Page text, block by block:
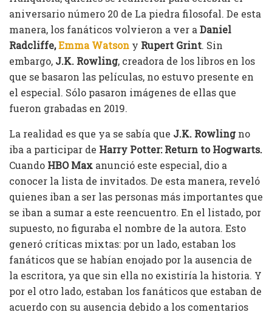
aniversario número 20 de La piedra filosofal. De esta
manera, los fanáticos volvieron a ver a Daniel
Radcliffe,Emma Watson y Rupert Grint. Sin
embargo, J.K. Rowling, creadora de los libros en los
que se basaron las películas, no estuvo presente en
el especial. Sólo pasaron imágenes de ellas que
fueron grabadas en 2019.
La realidad es que ya se sabía que J.K. Rowlingno
iba a participar de Harry Potter: Return to Hogwarts.
Cuando HBO Max anunció este especial, dio a
conocer la lista de invitados. De esta manera, reveló
quienes iban a ser las personas más importantes que
se iban a sumar a este reencuentro. En el listado, por
supuesto, no figuraba el nombre de la autora. Esto
generó críticas mixtas: por un lado, estaban los
fanáticos que se habían enojado por la ausencia de
la escritora, ya que sin ella no existiría la historia. Y
por el otro lado, estaban los fanáticos que estaban de
acuerdo con su ausencia debido a los comentarios